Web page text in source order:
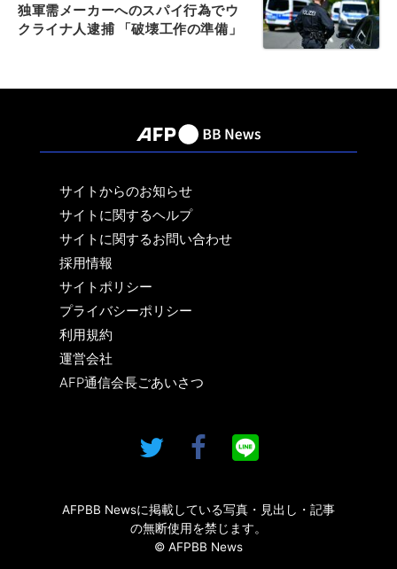
独軍需メーカーへのスパイ行為でウ
クライナ人逮捕 「破壊工作の準備」
サイトからのお知らせ
サイトに関するヘルプ
サイトに関するお問い合わせ
採用情報
サイトポリシー
プライバシーポリシー
利用規約
運営会社
AFP通信会長ごあいさつ
AFPBB Newsに掲載している写真・見出し・記事
の無断使用を禁じます。
© AFPBB News